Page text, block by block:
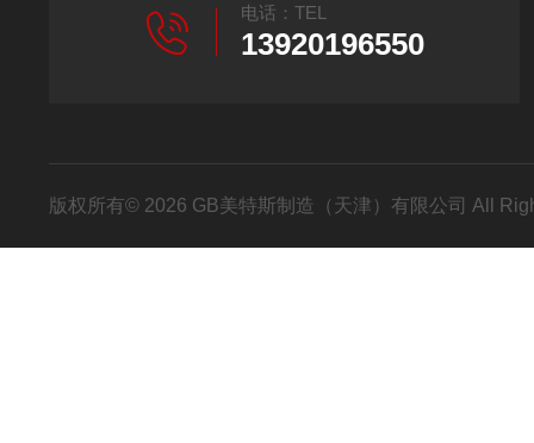
电话：TEL
13920196550
版权所有© 2026 GB美特斯制造（天津）有限公司 All